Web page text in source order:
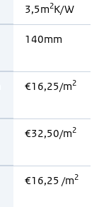
3,5m2K/W
140mm
€16,25/m2
€32,50/m2
€16,25 /m2